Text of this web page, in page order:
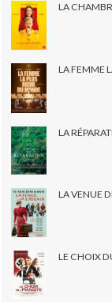
LA
LA FEMME
LA
LA VENUE
LE CHOIX